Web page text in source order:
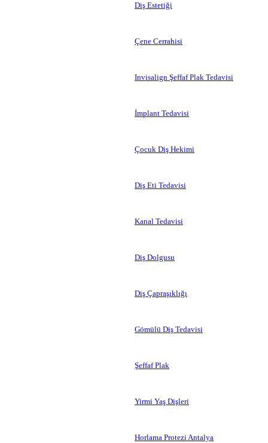
Diş Estetiği
Çene Cerrahisi
Invisalign Şeffaf Plak Tedavisi
İmplant Tedavisi
Çocuk Diş Hekimi
Diş Eti Tedavisi
Kanal Tedavisi
Diş Dolgusu
Diş Çapraşıklığı
Gömülü Diş Tedavisi
Şeffaf Plak
Yirmi Yaş Dişleri
Horlama Protezi Antalya